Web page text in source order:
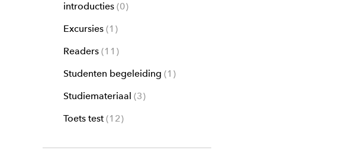
introducties 0
Excursies 1
Readers 11
Studenten begeleiding
1
Studiemateriaal 3
Toets test 12